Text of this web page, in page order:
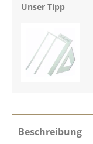
Unser Tipp
Beschreibung